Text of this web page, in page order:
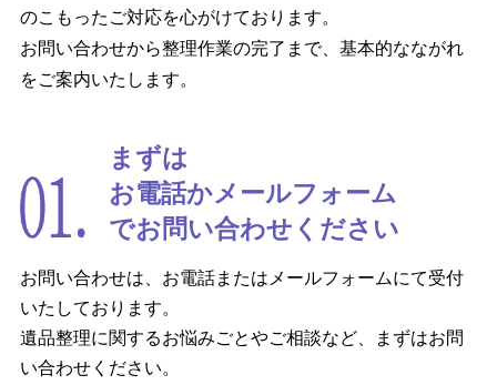
のこもったご対応を心がけております。
お問い合わせから整理作業の完了まで、基本的なながれ
をご案内いたします。
まずは
お電話かメールフォーム
でお問い合わせください
お問い合わせは、お電話またはメールフォームにて受付
いたしております。
遺品整理に関するお悩みごとやご相談など、まずはお問
い合わせください。
事例紹介
CASE
個人情報保護方針 お役立ち情報ブログ
お知らせ お問い合わせ